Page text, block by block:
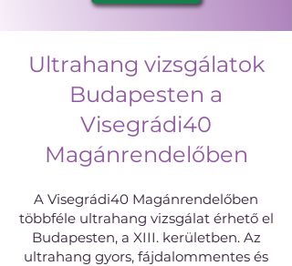
Ultrahang vizsgálatok
Budapesten a
Visegrádi40
Magánrendelőben
A Visegrádi40 Magánrendelőben
többféle ultrahang vizsgálat érhető el
Budapesten, a XIII. kerületben. Az
ultrahang gyors, fájdalommentes és